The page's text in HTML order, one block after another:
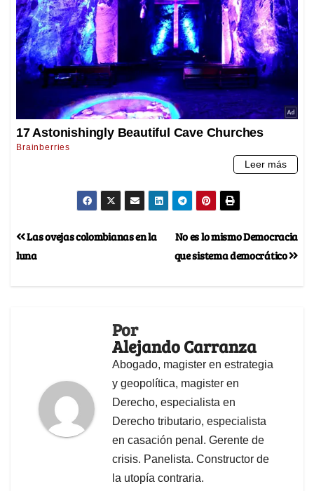
No es lo mismo Democracia
que sistema democrático
Las ovejas colombianas en la
luna
Por
Alejando Carranza
Abogado, magister en estrategia
y geopolítica, magister en
Derecho, especialista en
Derecho tributario, especialista
en casación penal. Gerente de
crisis. Panelista. Constructor de
la utopía contraria.